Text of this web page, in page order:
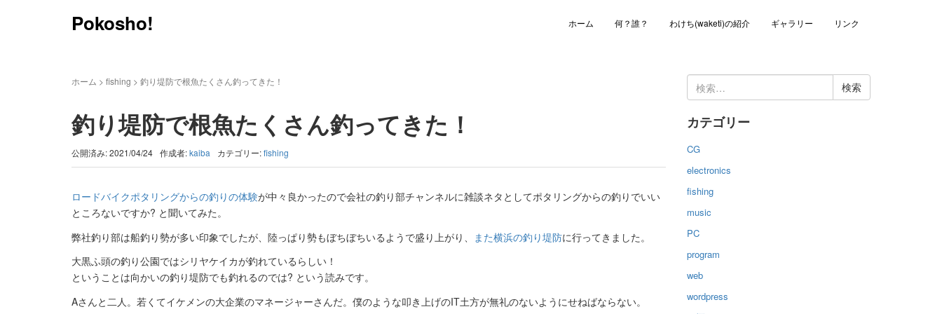
Pokosho! ホーム 何？誰？ わけち(waketi)の紹介 ギャラリー リンク
ホーム > fishing > 釣り堤防で根魚たくさん釣ってきた！
釣り堤防で根魚たくさん釣ってきた！
公開済み: 2021/04/24 作成者:kaiba カテゴリー:fishing
ロードバイクポタリングからの釣りの体験が中々良かったので会社の釣り部チャンネルに雑談ネタとしてポタリングからの釣りでいい
ところないですか? と聞いてみた。
弊社釣り部は船釣り勢が多い印象でしたが、陸っぱり勢もぼちぼちいるようで盛り上がり、
また横浜の釣り堤防に行ってきました。
大黒ふ頭の釣り公園ではシリヤケイカが釣れているらしい！
ということは向かいの釣り堤防でも釣れるのでは? という読みです。
Aさんと二人。若くてイケメンの大企業のマネージャーさんだ。僕のような叩き上げのIT土方が無礼のないようにせねばならない。
検
索:
カテゴリー
CG
electronics
fishing
music
PC
program
web
wordpress